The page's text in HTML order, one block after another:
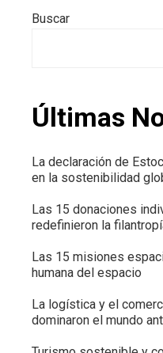
Buscar
Últimas
La declaración de
en la sostenibilidad
Las 15 donaciones
redefinieron la
Las 15 misiones
humana del espacio
La logística y el
dominaron el mundo